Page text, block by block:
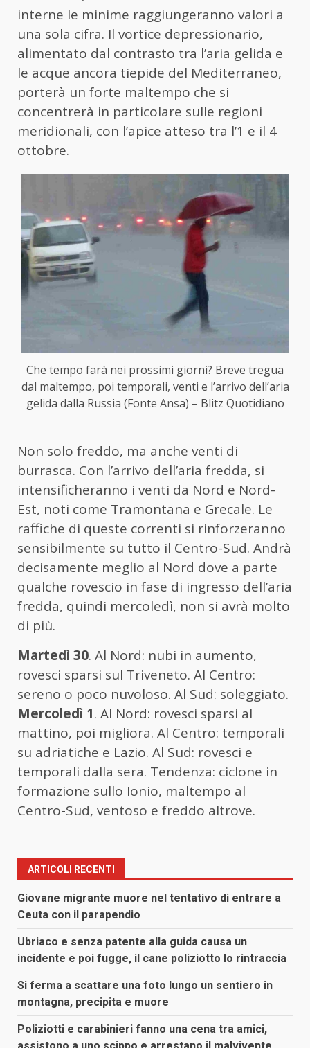
interne le minime raggiungeranno valori a
una sola cifra. Il vortice depressionario,
alimentato dal contrasto tra l’aria gelida e
le acque ancora tiepide del Mediterraneo,
porterà un forte maltempo che si
concentrerà in particolare sulle regioni
meridionali, con l’apice atteso tra l’1 e il 4
ottobre.
Che tempo farà nei prossimi giorni? Breve tregua
dal maltempo, poi temporali, venti e l’arrivo dell’aria
gelida dalla Russia (Fonte Ansa) – Blitz Quotidiano
Non solo freddo, ma anche venti di
burrasca. Con l’arrivo dell’aria fredda, si
intensificheranno i venti da Nord e Nord-
Est, noti come Tramontana e Grecale. Le
raffiche di queste correnti si rinforzeranno
sensibilmente su tutto il Centro-Sud. Andrà
decisamente meglio al Nord dove a parte
qualche rovescio in fase di ingresso dell’aria
fredda, quindi mercoledì, non si avrà molto
di più.
Martedì 30. Al Nord: nubi in aumento,
rovesci sparsi sul Triveneto. Al Centro:
sereno o poco nuvoloso. Al Sud: soleggiato.
Mercoledì 1. Al Nord: rovesci sparsi al
mattino, poi migliora. Al Centro: temporali
su adriatiche e Lazio. Al Sud: rovesci e
temporali dalla sera. Tendenza: ciclone in
formazione sullo Ionio, maltempo al
Centro-Sud, ventoso e freddo altrove.
ARTICOLI RECENTI
Giovane migrante muore nel tentativo di entrare a
Ceuta con il parapendio
Ubriaco e senza patente alla guida causa un
incidente e poi fugge, il cane poliziotto lo rintraccia
Si ferma a scattare una foto lungo un sentiero in
montagna, precipita e muore
Poliziotti e carabinieri fanno una cena tra amici,
assistono a uno scippo e arrestano il malvivente